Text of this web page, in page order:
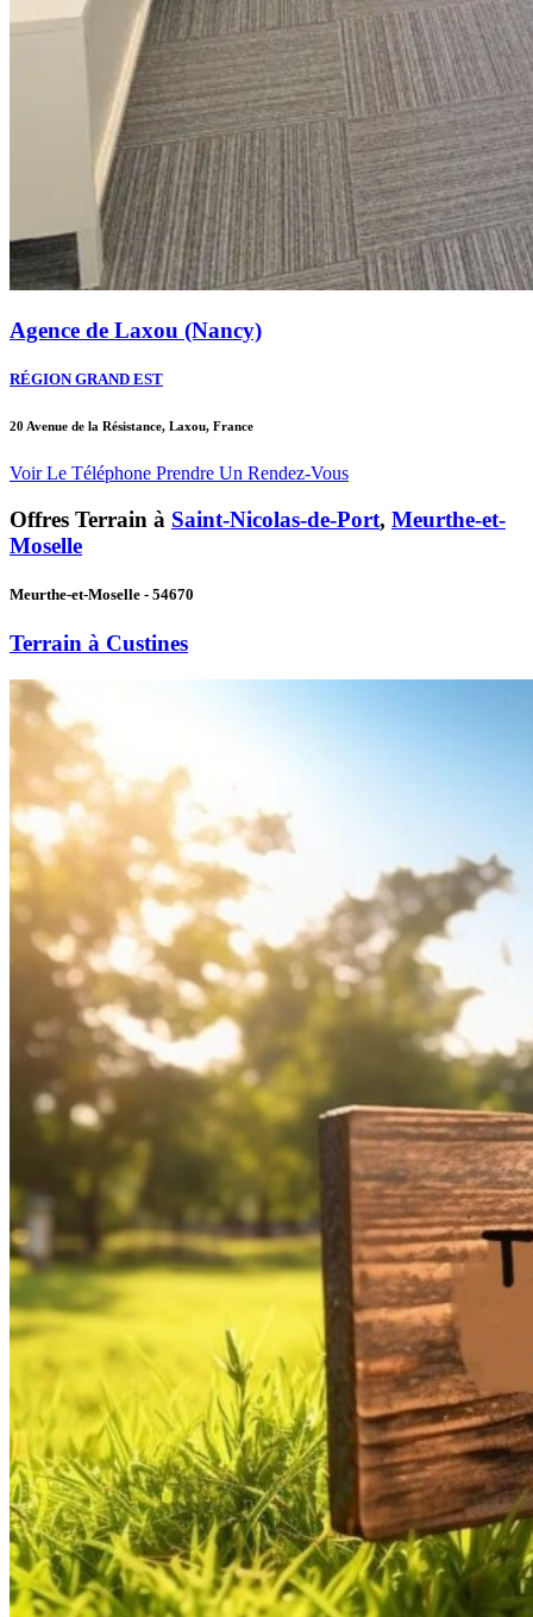
Agence de Laxou (Nancy)
RÉGION GRAND EST
20 Avenue de la Résistance, Laxou, France
Voir Le Téléphone Prendre Un Rendez-Vous
Offres Terrain à Saint-Nicolas-de-Port, Meurthe-et-
Moselle
Meurthe-et-Moselle - 54670
Terrain à Custines